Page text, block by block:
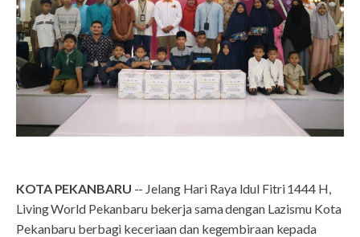
KOTA PEKANBARU -- Jelang Hari Raya Idul Fitri 1444 H,
Living World Pekanbaru bekerja sama dengan Lazismu Kota
Pekanbaru berbagi keceriaan dan kegembiraan kepada